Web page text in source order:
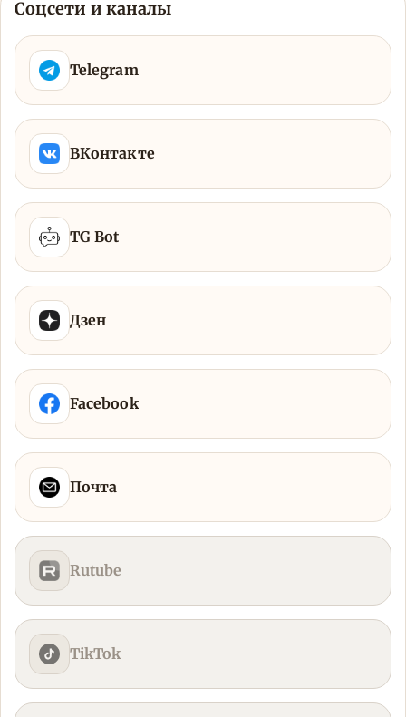
Соцсети и каналы
Telegram
ВКонтакте
TG Bot
Дзен
Facebook
Почта
Rutube
TikTok